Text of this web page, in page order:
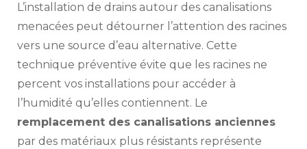
L’installation de drains autour des canalisations
menacées peut détourner l’attention des racines
vers une source d’eau alternative. Cette
technique préventive évite que les racines ne
percent vos installations pour accéder à
l’humidité qu’elles contiennent. Le
remplacement des canalisations anciennes
par des matériaux plus résistants représente